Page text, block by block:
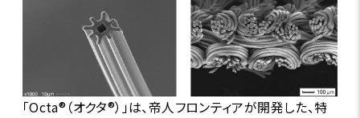
「Octa®（オクタ®）」は、帝人フロンティアが開発した、特